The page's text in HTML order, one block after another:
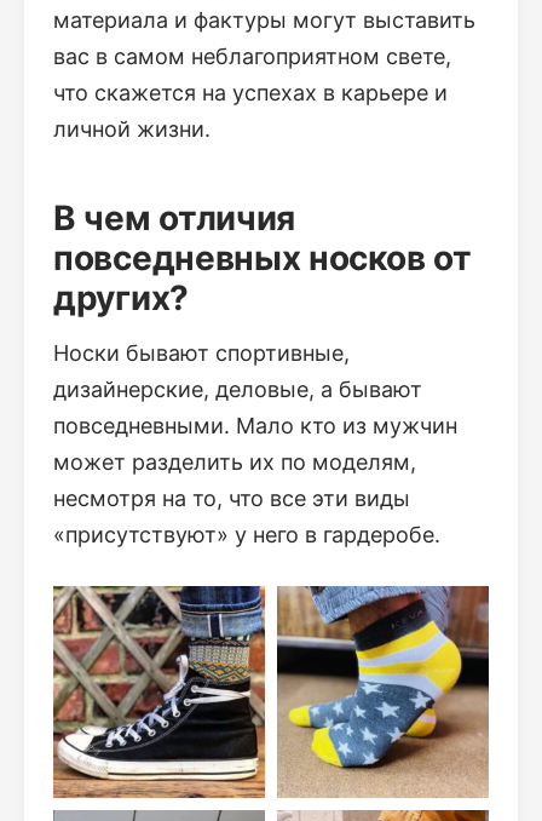
материала и фактуры могут выставить
вас в самом неблагоприятном свете,
что скажется на успехах в карьере и
личной жизни.
В чем отличия
повседневных носков от
других?
Носки бывают спортивные,
дизайнерские, деловые, а бывают
повседневными. Мало кто из мужчин
может разделить их по моделям,
несмотря на то, что все эти виды
«присутствуют» у него в гардеробе.